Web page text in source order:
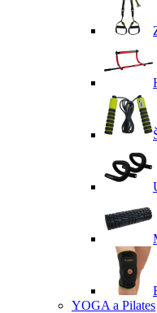
YOGA a Pilates